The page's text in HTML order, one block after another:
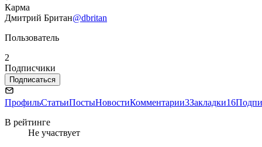
Карма
Дмитрий Британ@dbritan
Пользователь
2
Подписчики
Подписаться
ПрофильСтатьиПостыНовостиКомментарии3Закладки16
В рейтинге
Не участвует